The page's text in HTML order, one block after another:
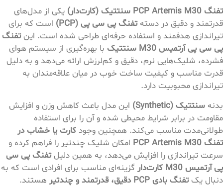
تفنگ PCP Artemis M30 سنتتیک (کارت‌دار)
یکی از مدل‌های
قدرتمند و دقیق در دستهتفنگ پی سی پی (PCP)
است که برای
تیراندازی هدفمند و استفاده حرفه‌ای طراحی شده است. اینتفنگ
پی سی پی آرتمیس M30 سنتتیک
با بهره‌گیری از سیستم هوای
فشرده، شلیک‌هایی نرم، دقیق و کم‌لرزش ارائه می‌دهد و به دلیل
قدرت مناسب و کیفیت ساخت خوب در میان علاقه‌مندان به
تیراندازی محبوبیت دارد.
بدنه سنتتیک (Synthetic)
این مدل باعث کاهش وزن و افزایش
مقاومت در برابر شرایط محیطی شده و آن را برای استفاده
طولانی‌مدت مناسب می‌کند. همچنین وجود کارت یا خشاب در
تفنگ PCP Artemis M30
امکان شلیک چندتیر را فراهم کرده و
سرعت تیراندازی را افزایش می‌دهد، به همین دلیلتفنگ پی سی
پی آرتمیس M30 کارت‌دار
گزینه‌ای مناسب برای افرادی است که به
دنبال یکتفنگ بادی PCP دقیق، قدرتمند و چندتیر
هستند.